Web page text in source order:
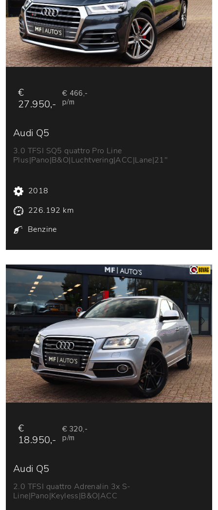
€
27.950,-
€ 466,-
p/m
Audi Q5
3.0 TFSI SQ5 quattro Pro Line
Plus|Pano|B&O|Luchtvering|ACC|Lane|21"
2018
226.192 km
Benzine
€
18.950,-
€ 320,-
p/m
Audi Q5
2.0 TFSI quattro Adrenalin 3x S-
Line|Pano|Keyless|B&O|ACC